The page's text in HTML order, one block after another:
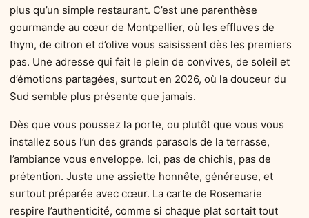
plus qu’un simple restaurant. C’est une parenthèse
gourmande au cœur de Montpellier, où les effluves de
thym, de citron et d’olive vous saisissent dès les premiers
pas. Une adresse qui fait le plein de convives, de soleil et
d’émotions partagées, surtout en 2026, où la douceur du
Sud semble plus présente que jamais.
Dès que vous poussez la porte, ou plutôt que vous vous
installez sous l’un des grands parasols de la terrasse,
l’ambiance vous enveloppe. Ici, pas de chichis, pas de
prétention. Juste une assiette honnête, généreuse, et
surtout préparée avec cœur. La carte de Rosemarie
respire l’authenticité, comme si chaque plat sortait tout